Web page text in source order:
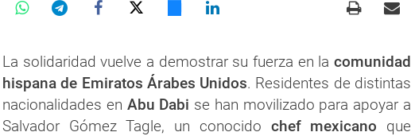
La solidaridad vuelve a demostrar su fuerza en la comunidad
hispana de Emiratos Árabes Unidos. Residentes de distintas
nacionalidades en Abu Dabi se han movilizado para apoyar a
Salvador Gómez Tagle, un conocido chef mexicano que